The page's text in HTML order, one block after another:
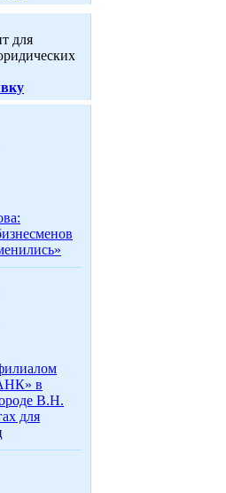
для
в
В.Н.
для